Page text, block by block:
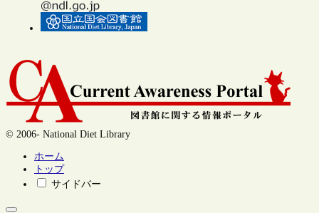
© 2006- National Diet Library
ホーム
トップ
サイドバー